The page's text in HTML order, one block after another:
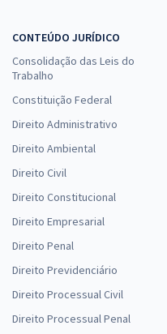
CONTEÚDO JURÍDICO
Consolidação das Leis do
Trabalho
Constituição Federal
Direito Administrativo
Direito Ambiental
Direito Civil
Direito Constitucional
Direito Empresarial
Direito Penal
Direito Previdenciário
Direito Processual Civil
Direito Processual Penal